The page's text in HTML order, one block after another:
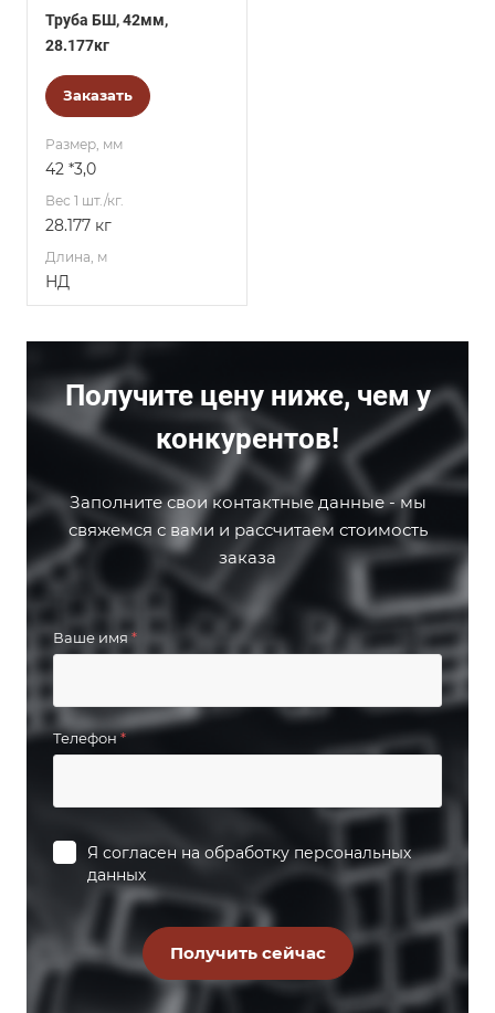
Труба БШ, 42мм,
28.177кг
Заказать
Размер, мм
42 *3,0
Вес 1 шт./кг.
28.177 кг
Длина, м
НД
Получите цену ниже, чем у
конкурентов!
Заполните свои контактные данные - мы
свяжемся с вами и рассчитаем стоимость
заказа
Ваше имя *
Телефон*
Я согласен на обработку персональных
данных